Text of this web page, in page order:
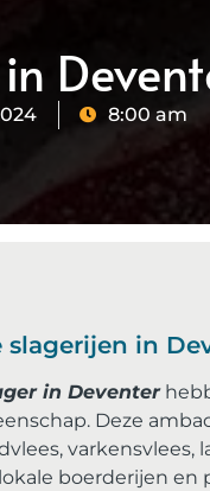
8:00 am
slagerijen in
in Deventer
Deze
varkensvlees,
boerderijen en